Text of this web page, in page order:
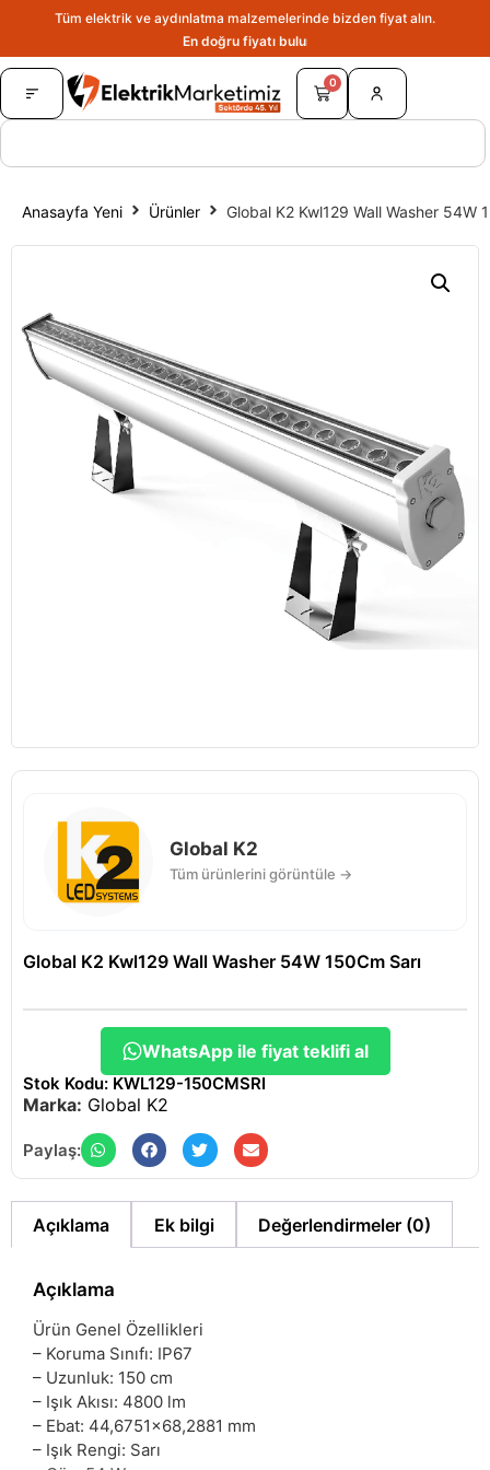
Tüm elektrik ve aydınlatma malzemelerinde bizden fiyat alın.
En doğru fiyatı bulun.
0
Anasayfa Yeni Ürünler Global K2 Kwl129 Wall Washer 54W
Global K2
Tüm ürünlerini görüntüle →
Global K2 Kwl129 Wall Washer 54W 150Cm Sarı
WhatsApp ile fiyat teklifi al
Stok Kodu: KWL129-150CMSRI
Marka: Global K2
Paylaş:
Açıklama Ek bilgi Değerlendirmeler (0)
Açıklama
Ürün Genel Özellikleri
– Koruma Sınıfı: IP67
– Uzunluk: 150 cm
– Işık Akısı: 4800 lm
– Ebat: 44,6751×68,2881 mm
– Işık Rengi: Sarı